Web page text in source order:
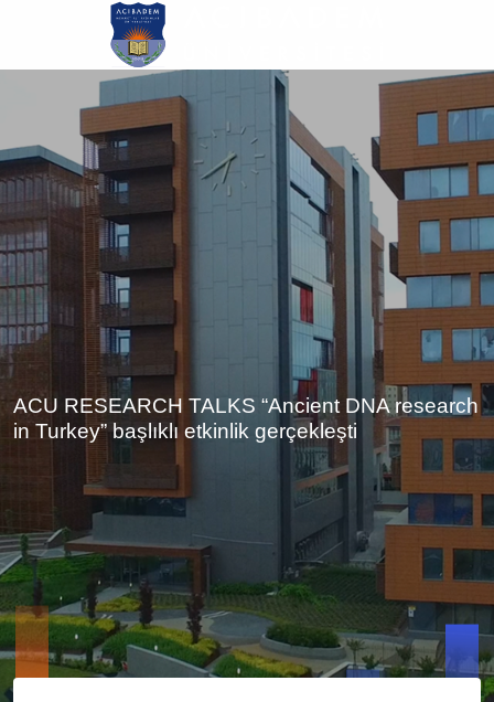
atla
ACU RESEARCH TALKS “Ancient DNA research
in Turkey” başlıklı etkinlik gerçekleşti